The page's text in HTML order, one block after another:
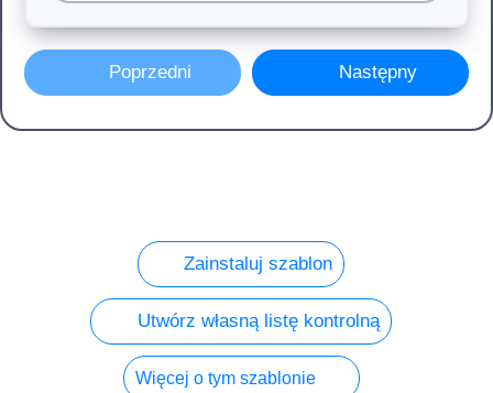
Poprzedni Następny
Zainstaluj szablon
Utwórz własną listę kontrolną
Więcej o tym szablonie